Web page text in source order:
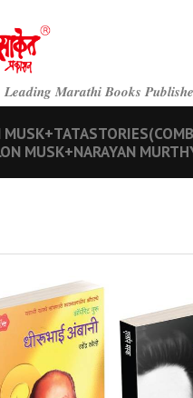
𝑴𝒂𝒓𝒂𝒕𝒉𝒊 𝑩𝒐𝒐𝒌𝒔
MUSK+NARAYAN